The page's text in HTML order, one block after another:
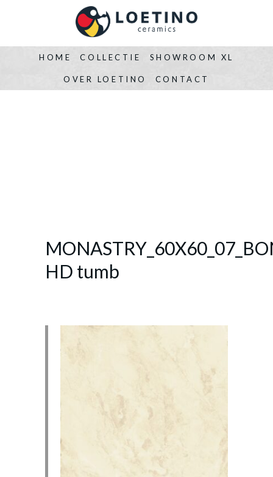
HOME COLLECTIE SHOWROOM XL
OVER LOETINO CONTACT
HD tumb